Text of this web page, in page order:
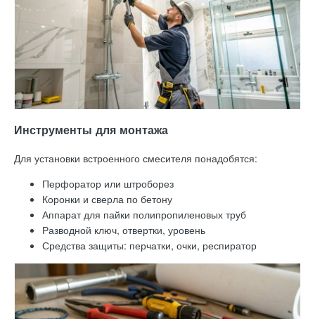
Инструменты для монтажа
Для установки встроенного смесителя понадобятся:
Перфоратор или штроборез
Коронки и сверла по бетону
Аппарат для пайки полипропиленовых труб
Разводной ключ, отвертки, уровень
Средства защиты: перчатки, очки, респиратор